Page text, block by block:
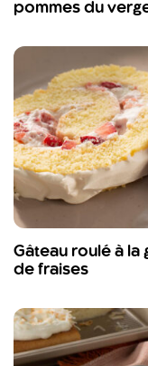
pommes du
Gâteau roulé à la
de fraises